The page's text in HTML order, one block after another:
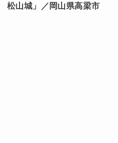
松山城」／岡山県高梁市